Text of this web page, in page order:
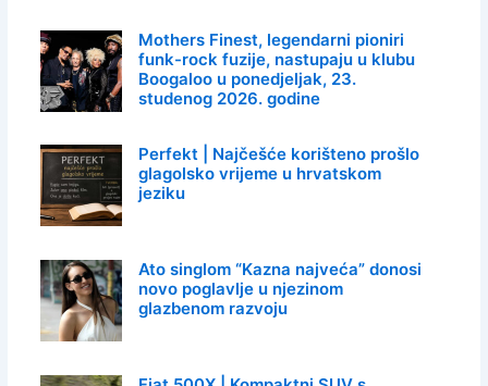
Mothers Finest, legendarni pioniri
funk-rock fuzije, nastupaju u klubu
Boogaloo u ponedjeljak, 23.
studenog 2026. godine
Perfekt | Najčešće korišteno prošlo
glagolsko vrijeme u hrvatskom
jeziku
Ato singlom “Kazna najveća” donosi
novo poglavlje u njezinom
glazbenom razvoju